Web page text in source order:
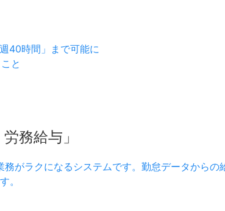
40時間」まで可能に
と
務給与」
がラクになるシステムです。勤怠データから
。